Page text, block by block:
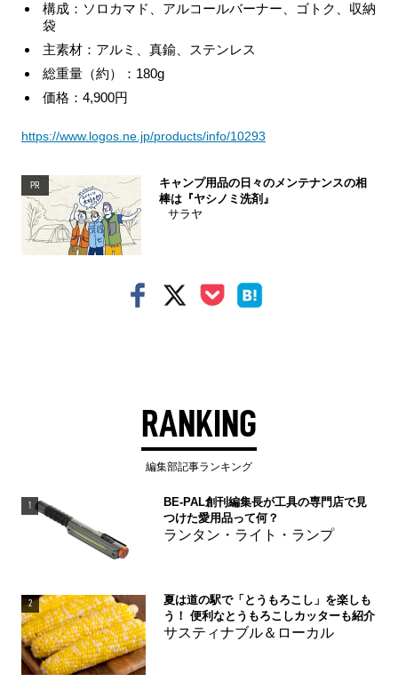
構成：ソロカマド、アルコールバーナー、ゴトク、収納
袋
主素材：アルミ、真鍮、ステンレス
総重量（約）：180g
価格：4,900円
https://www.logos.ne.jp/products/info/10293
PR
キャンプ用品の日々のメンテナンスの相
棒は『ヤシノミ洗剤』
サラヤ
RANKING
編集部記事ランキング
1
BE-PAL創刊編集長が工具の専門店で見
つけた愛用品って何？
ランタン・ライト・ランプ
2
夏は道の駅で「とうもろこし」を楽しも
う！ 便利なとうもろこしカッターも紹介
サスティナブル＆ローカル